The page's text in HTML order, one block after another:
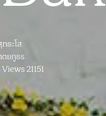
ธะโส
ตยภูธร
Views 21151